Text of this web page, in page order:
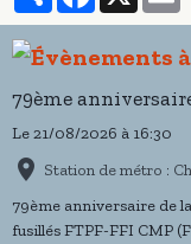
79ème
Le 21/08/2026 à 16:30
Station de métro :
79ème anniversaire de
fusillés FTPF-FFI CMP